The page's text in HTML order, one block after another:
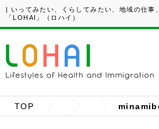
| いってみたい、くらしてみたい、地域の仕事
「LOHAI」（ロハイ）
TOP